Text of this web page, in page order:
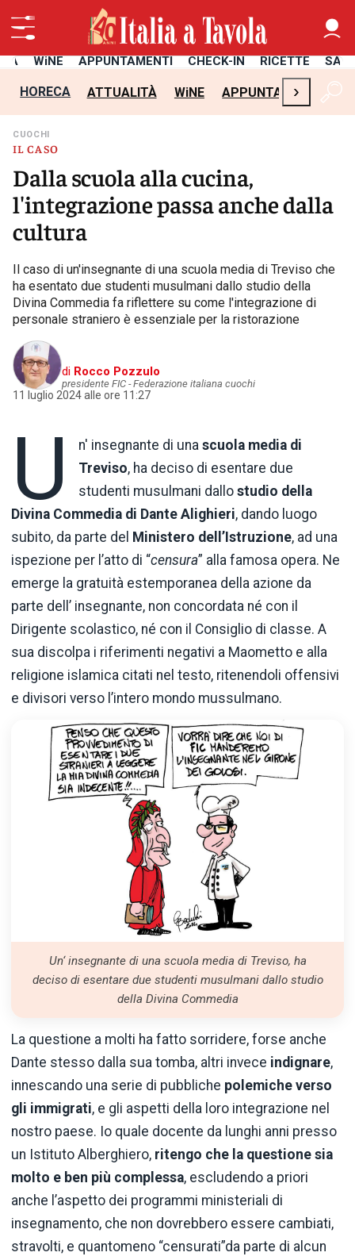
WiNE APPUNTAMENTI CHECK-IN RICETTE
HORECA ATTUALITÀ WiNE APPUNTAMENTI
›
IL CASO
CUOCHI
Dalla scuola alla cucina,
l'integrazione passa anche dalla
cultura
Il caso di un'insegnante di una scuola media di Treviso che
ha esentato due studenti musulmani dallo studio della
Divina Commedia fa riflettere su come l'integrazione di
personale straniero è essenziale per la ristorazione
di Rocco Pozzulo
presidente FIC - Federazione italiana cuochi
11 luglio 2024 alle ore 11:27
U n' insegnante di unascuola media di
Treviso, ha deciso di esentare due
studenti musulmani dallostudio della
Divina Commedia di Dante Alighieri, dando luogo
subito, da parte del Ministero dell’Istruzione, ad una
ispezione per l’atto di “censura” alla famosa opera. Ne
emerge la gratuità estemporanea della azione da
parte dell’ insegnante, non concordata né con il
Dirigente scolastico, né con il Consiglio di classe. A
sua discolpa i riferimenti negativi a Maometto e alla
religione islamica citati nel testo, ritenendoli offensivi
e divisori verso l’intero mondo mussulmano.
Un‘ insegnante di una scuola media di Treviso, ha
deciso di esentare due studenti musulmani dallo studio
della Divina Commedia
La questione a molti ha fatto sorridere, forse anche
Dante stesso dalla sua tomba, altri invece indignare,
innescando una serie di pubbliche polemiche verso
gli immigrati, e gli aspetti della loro integrazione nel
nostro paese. Io quale docente da lunghi anni presso
un Istituto Alberghiero, ritengo che la questione sia
molto e ben più complessa, escludendo a priori
anche l’aspetto dei programmi ministeriali di
insegnamento, che non dovrebbero essere cambiati,
stravolti, e quantomeno “censurati”da parte di alcun